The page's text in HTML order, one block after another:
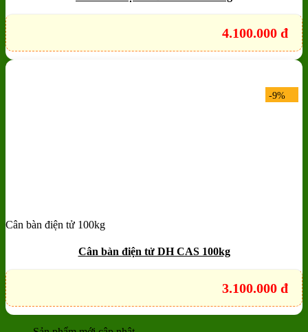
4.100.000 đ
-9%
Add to wishlist
Cân bàn điện tử 100kg
Cân bàn điện tử DH CAS 100kg
3.100.000 đ